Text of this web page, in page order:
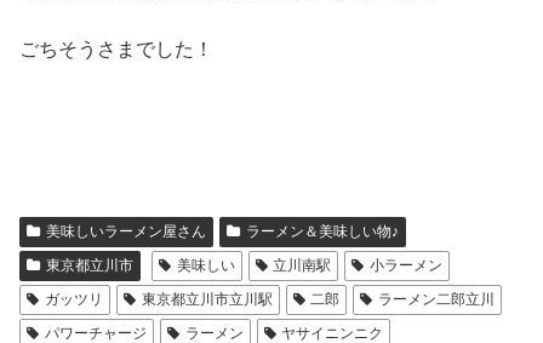
ごちそうさまでした！
美味しいラーメン屋さん
ラーメン＆美味しい物♪
東京都立川市
美味しい 立川南駅
小ラーメン
ガッツリ
東京都立川市立川駅 二郎
ラーメン二郎立川
パワーチャージ
ラーメン ヤサイニンニク